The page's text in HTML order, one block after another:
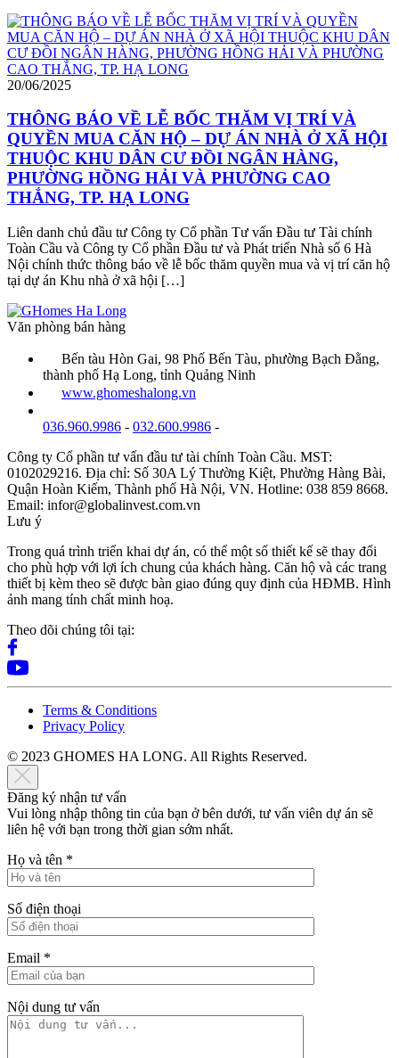
20/06/2025
THÔNG BÁO VỀ LỄ BỐC THĂM VỊ TRÍ VÀ
QUYỀN MUA CĂN HỘ – DỰ ÁN NHÀ Ở XÃ HỘI
THUỘC KHU DÂN CƯ ĐỒI NGÂN HÀNG,
PHƯỜNG HỒNG HẢI VÀ PHƯỜNG CAO
THẮNG, TP. HẠ LONG
Liên danh chủ đầu tư Công ty Cổ phần Tư vấn Đầu tư Tài chính
Toàn Cầu và Công ty Cổ phần Đầu tư và Phát triển Nhà số 6 Hà
Nội chính thức thông báo về lễ bốc thăm quyền mua và vị trí căn hộ
tại dự án Khu nhà ở xã hội […]
Văn phòng bán hàng
Bến tàu Hòn Gai, 98 Phố Bến Tàu, phường Bạch Đằng,
thành phố Hạ Long, tỉnh Quảng Ninh
www.ghomeshalong.vn
036.960.9986 - 032.600.9986 -
Công ty Cổ phần tư vấn đầu tư tài chính Toàn Cầu. MST:
0102029216. Địa chỉ: Số 30A Lý Thường Kiệt, Phường Hàng Bài,
Quận Hoàn Kiếm, Thành phố Hà Nội, VN. Hotline: 038 859 8668.
Email: infor@globalinvest.com.vn
Lưu ý
Trong quá trình triển khai dự án, có thể một số thiết kế sẽ thay đổi
cho phù hợp với lợi ích chung của khách hàng. Căn hộ và các trang
thiết bị kèm theo sẽ được bàn giao đúng quy định của HĐMB. Hình
ảnh mang tính chất minh hoạ.
Theo dõi chúng tôi tại:
Terms & Conditions
Privacy Policy
© 2023 GHOMES HA LONG. All Rights Reserved.
Đăng ký nhận tư vấn
Vui lòng nhập thông tin của bạn ở bên dưới, tư vấn viên dự án sẽ
liên hệ với bạn trong thời gian sớm nhất.
Họ và tên *
Số điện thoại
Email *
Nội dung tư vấn